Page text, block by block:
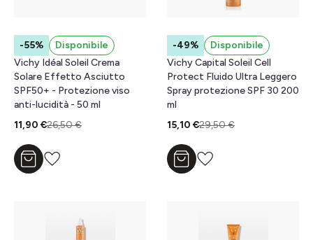
-55%
Disponibile
Vichy Idéal Soleil Crema
Solare Effetto Asciutto
SPF50+ - Protezione viso
anti-lucidità - 50 ml
11,90 €26,50 €
Aggiungi al carrello
-49%
Disponibile
Vichy Capital Soleil Cell
Protect Fluido Ultra Leggero
Spray protezione SPF 30 200
ml
15,10 €29,50 €
Aggiungi al carrello